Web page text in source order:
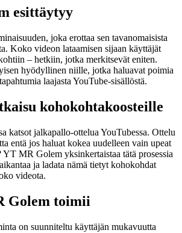
esittäytyy
joka erottaa sen tavanomaisista
Koko videon lataamisen sijaan käyttäjät
– hetkiin, jotka merkitsevät eniten.
hyödyllinen niille, jotka haluavat poimia
laajasta YouTube-sisällöstä.
kohokohtakoosteille
katsot jalkapallo-ottelua YouTubessa. Ottelu
entä jos haluat kokea uudelleen vain upeat
YT MR Golem yksinkertaistaa tätä prosessia
ja ladata nämä tietyt kohokohdat
videota.
Golem toimii
on suunniteltu käyttäjän mukavuutta